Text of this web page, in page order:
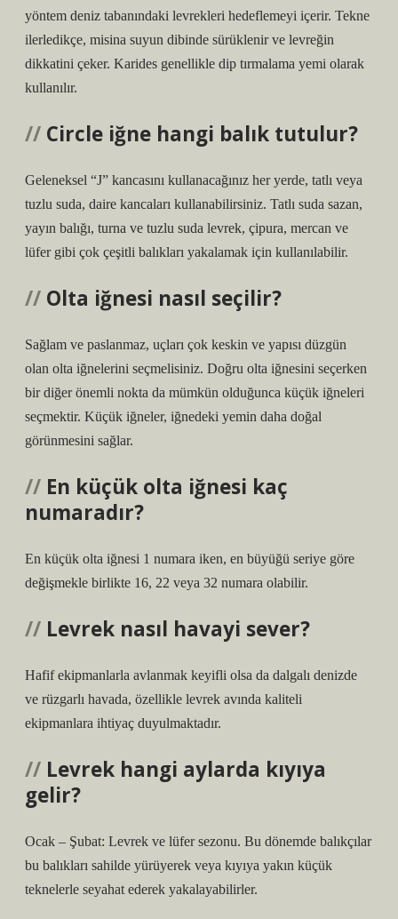
yöntem deniz tabanındaki levrekleri hedeflemeyi içerir. Tekne
ilerledikçe, misina suyun dibinde sürüklenir ve levreğin
dikkatini çeker. Karides genellikle dip tırmalama yemi olarak
kullanılır.
Circle iğne hangi balık tutulur?
Geleneksel “J” kancasını kullanacağınız her yerde, tatlı veya
tuzlu suda, daire kancaları kullanabilirsiniz. Tatlı suda sazan,
yayın balığı, turna ve tuzlu suda levrek, çipura, mercan ve
lüfer gibi çok çeşitli balıkları yakalamak için kullanılabilir.
Olta iğnesi nasıl seçilir?
Sağlam ve paslanmaz, uçları çok keskin ve yapısı düzgün
olan olta iğnelerini seçmelisiniz. Doğru olta iğnesini seçerken
bir diğer önemli nokta da mümkün olduğunca küçük iğneleri
seçmektir. Küçük iğneler, iğnedeki yemin daha doğal
görünmesini sağlar.
En küçük olta iğnesi kaç
numaradır?
En küçük olta iğnesi 1 numara iken, en büyüğü seriye göre
değişmekle birlikte 16, 22 veya 32 numara olabilir.
Levrek nasıl havayi sever?
Hafif ekipmanlarla avlanmak keyifli olsa da dalgalı denizde
ve rüzgarlı havada, özellikle levrek avında kaliteli
ekipmanlara ihtiyaç duyulmaktadır.
Levrek hangi aylarda kıyıya
gelir?
Ocak – Şubat: Levrek ve lüfer sezonu. Bu dönemde balıkçılar
bu balıkları sahilde yürüyerek veya kıyıya yakın küçük
teknelerle seyahat ederek yakalayabilirler.